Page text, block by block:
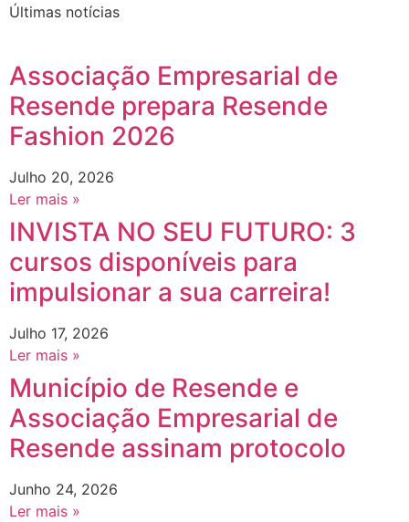
Últimas notícias
Associação Empresarial de
Resende prepara Resende
Fashion 2026
Julho 20, 2026
Ler mais »
INVISTA NO SEU FUTURO: 3
cursos disponíveis para
impulsionar a sua carreira!
Julho 17, 2026
Ler mais »
Município de Resende e
Associação Empresarial de
Resende assinam protocolo
Junho 24, 2026
Ler mais »